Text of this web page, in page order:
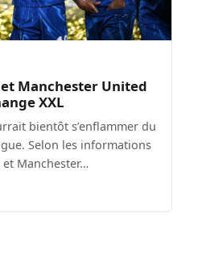
Manchester United
XXL
bientôt s’enflammer du
Selon les informations
et Manchester…